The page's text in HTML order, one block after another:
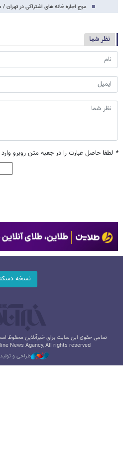
موج اجاره خانه‌ های اشتراکی در تهران
نظر شما
* لطفا حاصل عبارت را در جعبه متن روبرو وارد
نسخه
تمامی حقوق این سایت برای خبرآنلاین محفوظ
News Agancy, All rights reserved
طراحی و